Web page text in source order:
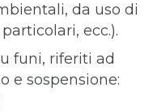
da uso di
ecc.).
funi, riferiti ad
e sospensione: